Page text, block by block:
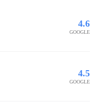
4.6
GOOGLE
4.5
GOOGLE